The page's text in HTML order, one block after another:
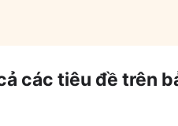
các tiêu đề trên